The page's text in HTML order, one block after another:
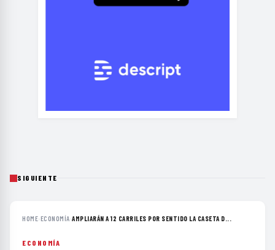
SIGUIENTE
HOME›ECONOMÍA›AMPLIARÁN A 12 CARRILES POR SENTIDO LA CASETA D...
ECONOMÍA